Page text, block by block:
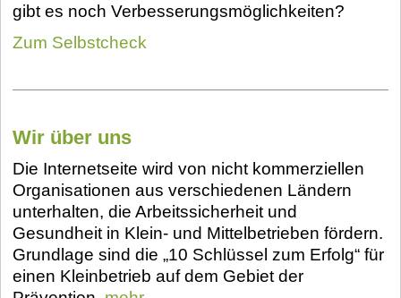
gibt es noch Verbesserungsmöglichkeiten?
Zum Selbstcheck
Wir über uns
Die Internetseite wird von nicht kommerziellen
Organisationen aus verschiedenen Ländern
unterhalten, die Arbeitssicherheit und
Gesundheit in Klein- und Mittelbetrieben fördern.
Grundlage sind die „10 Schlüssel zum Erfolg“ für
einen Kleinbetrieb auf dem Gebiet der